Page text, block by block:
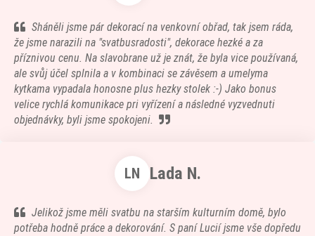
Sháněli jsme pár dekorací na venkovní obřad, tak jsem ráda,
že jsme narazili na "svatbusradosti", dekorace hezké a za
příznivou cenu. Na slavobrane už je znát, že byla vice používaná,
ale svůj účel splnila a v kombinaci se závěsem a umelyma
kytkama vypadala honosne plus hezky stolek :-) Jako bonus
velice rychlá komunikace pri vyřízení a následné vyzvednuti
objednávky, byli jsme spokojeni.
LN Lada N.
Jelikož jsme měli svatbu na starším kulturním domě, bylo
potřeba hodně práce a dekorování. S paní Lucií jsme vše dopředu